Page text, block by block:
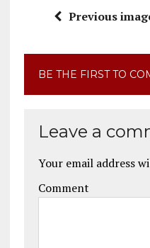
Previous
BE THE FIRST TO
Leave a
Your email address
Comment